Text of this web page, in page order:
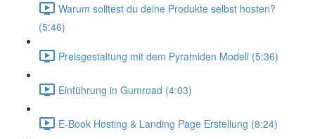
Warum solltest du deine Produkte selbst hosten?
(5:46)
Preisgestaltung mit dem Pyramiden Modell (5:36)
Einführung in Gumroad (4:03)
E-Book Hosting & Landing Page Erstellung (8:24)